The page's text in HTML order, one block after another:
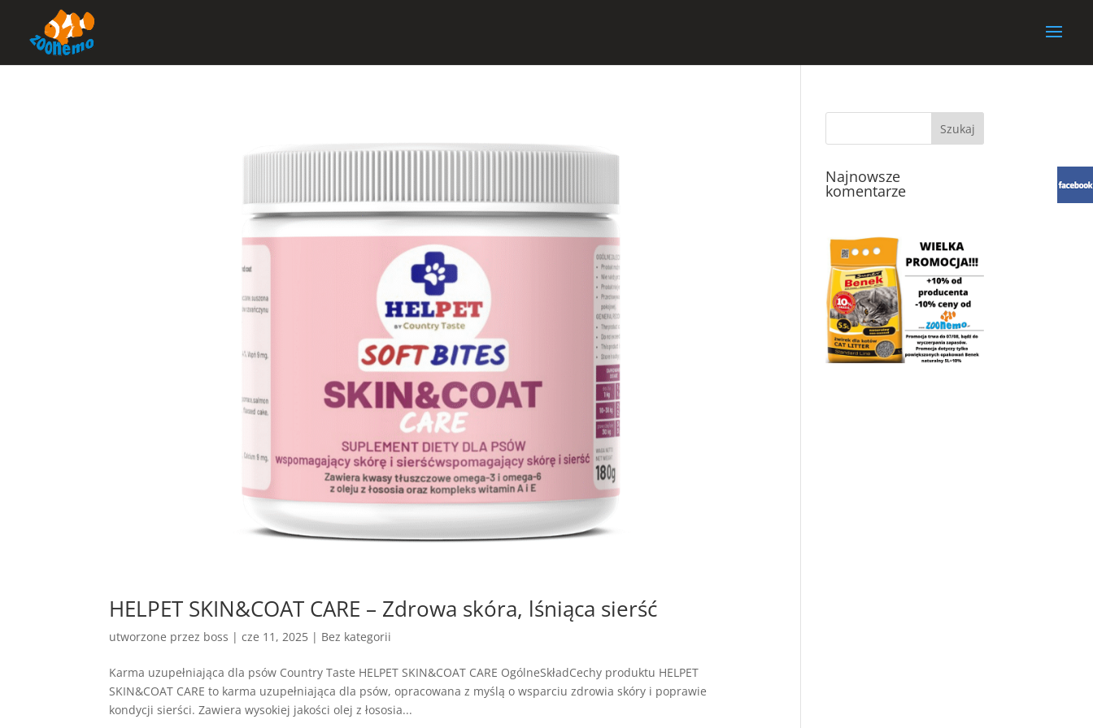
HELPET SKIN&COAT CARE – Zdrowa skóra, lśniąca sierść
utworzone przez boss |cze 11, 2025 | Bez kategorii
Karma uzupełniająca dla psów Country Taste HELPET SKIN&COAT CARE OgólneSkładCechy produktu HELPET
SKIN&COAT CARE to karma uzupełniająca dla psów, opracowana z myślą o wsparciu zdrowia skóry i poprawie
kondycji sierści. Zawiera wysokiej jakości olej z łososia...
Najnowsze
komentarze